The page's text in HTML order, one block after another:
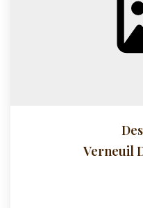
Verneuil